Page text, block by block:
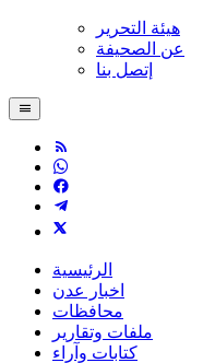
هيئة التحرير
عن الصحيفة
إتصل بنا
الرئيسية
اخبار عدن
محافظات
ملفات وتقارير
كتابات وآراء